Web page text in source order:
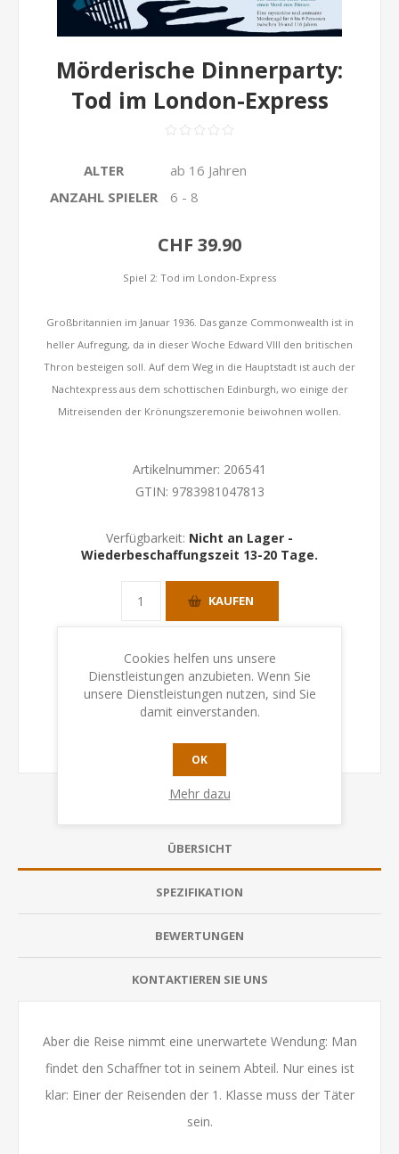
Mörderische Dinnerparty:
Tod im London-Express
ALTER
ab 16 Jahren
ANZAHL SPIELER
6 - 8
CHF 39.90
Spiel 2: Tod im London-Express
Großbritannien im Januar 1936. Das ganze Commonwealth ist in
heller Aufregung, da in dieser Woche Edward VIII den britischen
Thron besteigen soll. Auf dem Weg in die Hauptstadt ist auch der
Nachtexpress aus dem schottischen Edinburgh, wo einige der
Mitreisenden der Krönungszeremonie beiwohnen wollen.
Artikelnummer: 206541
GTIN: 9783981047813
Verfügbarkeit: Nicht an Lager -
Wiederbeschaffungszeit 13-20 Tage.
KAUFEN
ÜBERSICHT
SPEZIFIKATION
BEWERTUNGEN
KONTAKTIEREN SIE UNS
Aber die Reise nimmt eine unerwartete Wendung: Man
findet den Schaffner tot in seinem Abteil. Nur eines ist
klar: Einer der Reisenden der 1. Klasse muss der Täter
sein.
Cookies helfen uns unsere
Dienstleistungen anzubieten. Wenn Sie
unsere Dienstleistungen nutzen, sind Sie
damit einverstanden.
OK
Mehr dazu